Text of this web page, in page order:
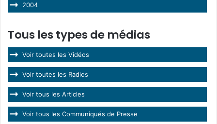
2004
Tous les types de médias
Voir toutes les Vidéos
Voir toutes les Radios
Voir tous les Articles
Voir tous les Communiqués de Presse